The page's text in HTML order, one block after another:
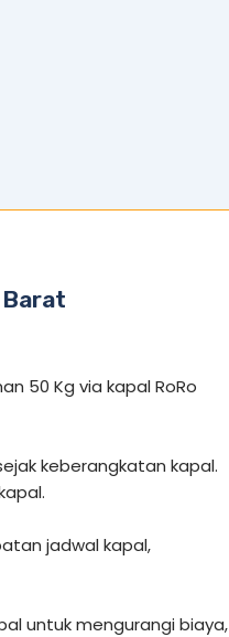
50 Kg via kapal RoRo
keberangkatan kapal.
jadwal kapal,
untuk mengurangi biaya,